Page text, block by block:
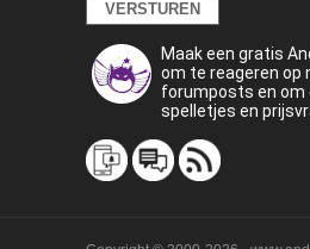
Maak een gratis
om te reageren op
forumposts en om
spelletjes en